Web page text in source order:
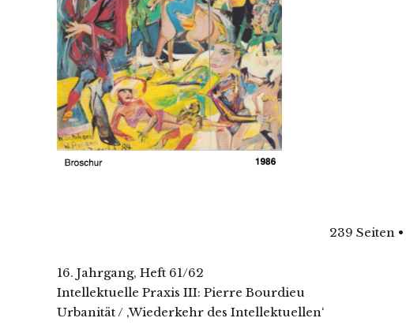
239 Seiten •
16. Jahrgang, Heft 61/62
Intellektuelle Praxis III: Pierre Bourdieu
Urbanität / ‚Wiederkehr des Intellektuellen‘